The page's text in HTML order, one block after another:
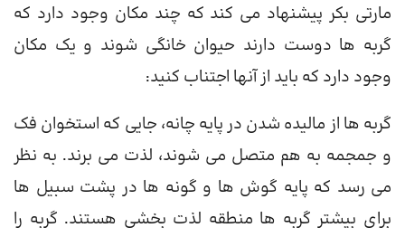
مارتی بکر پیشنهاد می کند که چند مکان وجود دارد که
گربه ها دوست دارند حیوان خانگی شوند و یک مکان
وجود دارد که باید از آنها اجتناب کنید:
گربه ها از مالیده شدن در پایه چانه، جایی که استخوان فک
و جمجمه به هم متصل می شوند، لذت می برند. به نظر
می رسد که پایه گوش ها و گونه ها در پشت سبیل ها
برای بیشتر گربه ها منطقه لذت بخشی هستند. گربه را